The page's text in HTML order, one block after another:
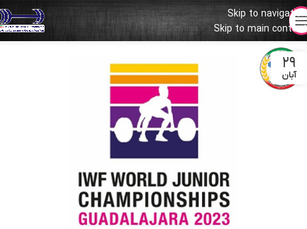
Skip to navigation
Skip to main content
۲۹
آبان